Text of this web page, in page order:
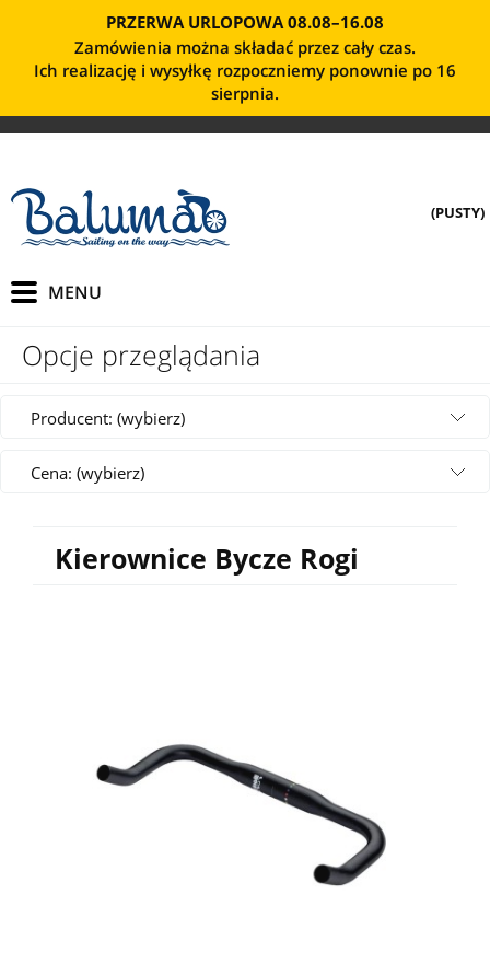
PRZERWA URLOPOWA 08.08–16.08
Zamówienia można składać przez cały czas.
Ich realizację i wysyłkę rozpoczniemy ponownie po 16
sierpnia.
(PUSTY)
Opcje przeglądania
Producent: (wybierz)
Cena: (wybierz)
Kierownice Bycze Rogi